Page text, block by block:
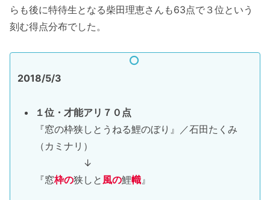
らも後に特待生となる柴田理恵さんも63点で３位という
刻む得点分布でした。
2018/5/3
１位・才能アリ７０点
『窓の枠狭しとうねる鯉のぼり』／石田たくみ
（カミナリ）
↓
『窓枠の狭しと 風の鯉幟 』